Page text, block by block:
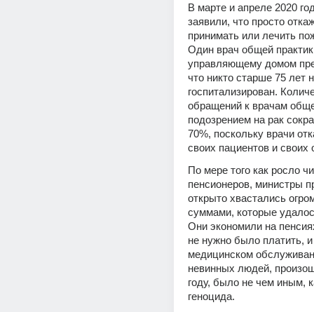
В марте и апреле 2020
заявили, что просто
принимать или лечить
Один врач общей
управляющему домом
что никто старше 75 лет
госпитализирован.
обращений к врачам
подозрением на рак
70%, поскольку врачи
своих пациентов и своих
По мере того как росло
пенсионеров, министры
открыто хвастались
суммами, которые
Они экономили на
не нужно было платить,
медицинском
невинных людей,
году, было не чем иным,
геноцида.